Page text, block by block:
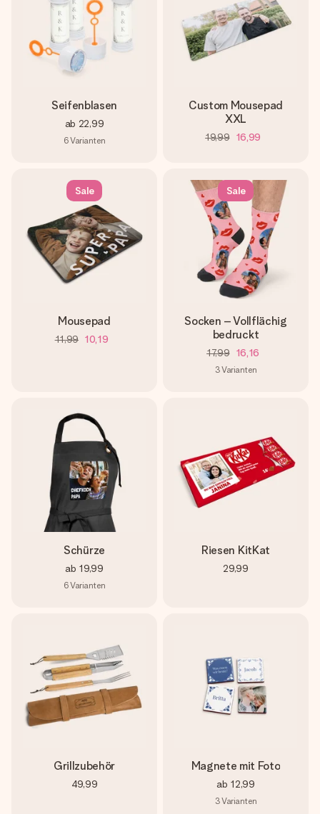
Seifenblasen
ab 22,99
6Varianten
Custom Mousepad
XXL
19,99 16,99
Sale
Mousepad
11,99 10,19
Sale
Socken – Vollflächig
bedruckt
17,99 16,16
3Varianten
Schürze
ab 19,99
6Varianten
Riesen KitKat
29,99
Grillzubehör
49,99
Magnete mit Foto
ab 12,99
3Varianten